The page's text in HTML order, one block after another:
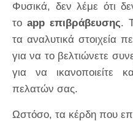
Φυσικά, δεν λέμε ότι
το app επιβράβευσης.
τα αναλυτικά στοιχεία
για να το βελτιώνετε
για να ικανοποιείτε
πελατών σας.
Ωστόσο, τα κέρδη που